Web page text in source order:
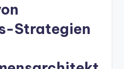
Strategien